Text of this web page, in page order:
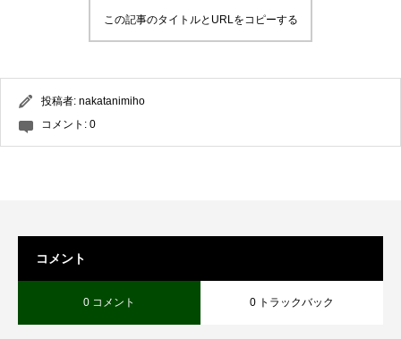
この記事のタイトルとURLをコピーする
投稿者: nakatanimiho
コメント: 0
コメント
0 コメント 0 トラックバック